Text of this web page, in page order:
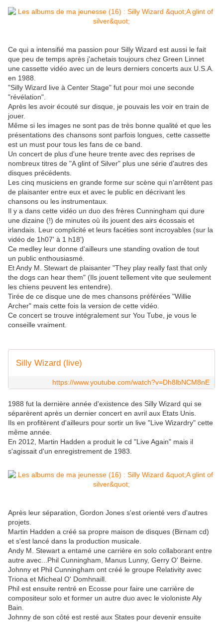
Ce qui a intensifié ma passion pour Silly Wizard est aussi le fait
que peu de temps après j'achetais toujours chez Green Linnet
une cassette vidéo avec un de leurs derniers concerts aux U.S.A.
en 1988.
"Silly Wizard live à Center Stage" fut pour moi une seconde
"révélation".
Après les avoir écouté sur disque, je pouvais les voir en train de
jouer.
Même si les images ne sont pas de très bonne qualité et que les
présentations des chansons sont parfois longues, cette cassette
est un must pour tous les fans de ce band.
Un concert de plus d'une heure trente avec des reprises de
nombreux titres de "A glint of Silver" plus une série d'autres des
disques précédents.
Les cinq musiciens en grande forme sur scène qui n'arrêtent pas
de plaisanter entre eux et avec le public en décrivant les
chansons ou les instrumentaux.
Il y a dans cette vidéo un duo des frères Cunningham qui dure
une dizaine (!) de minutes où ils jouent des airs écossais et
irlandais. Leur complicité et leurs facéties sont incroyables (sur la
vidéo de 1h07' à 1 h18')
Ce medley leur donne d'ailleurs une standing ovation de tout
un public enthousiasmé.
Et Andy M. Stewart de plaisanter "They play really fast that only
the dogs can hear them" (Ils jouent tellement vite que seulement
les chiens peuvent les entendre).
Tirée de ce disque une de mes chansons préférées "Willie
Archer" mais cette fois la version de cette vidéo.
Ce concert se trouve intégralement sur You Tube, je vous le
conseille vraiment.
Silly Wizard (live)
https://www.youtube.com/watch?v=Dh8lbNCM8nE
1988 fut la dernière année d'existence des Silly Wizard qui se
séparèrent après un dernier concert en avril aux Etats Unis.
Ils en profitèrent d'ailleurs pour sortir un live "Live Wizardry" cette
même année.
En 2012, Martin Hadden a produit le cd "Live Again" mais il
s'agissait d'un enregistrement de 1983.
Après leur séparation, Gordon Jones s'est orienté vers d'autres
projets.
Martin Hadden a créé sa propre maison de disques (Birnam cd)
et s'est lancé dans la production musicale.
Andy M. Stewart a entamé une carrière en solo collaborant entre
autre avec...Phil Cunningham, Manus Lunny, Gerry O' Beirne.
Johnny et Phil Cunningham ont créé le groupe Relativity avec
Triona et Micheal O' Domhnaill.
Phil est ensuite rentré en Ecosse pour faire une carrière de
compositeur solo et former un autre duo avec le violoniste Aly
Bain.
Johnny de son côté est resté aux States pour devenir ensuite